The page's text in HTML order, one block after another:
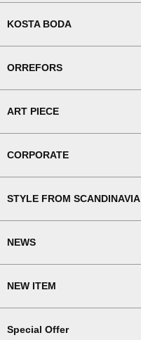
KOSTA BODA
ORREFORS
ART PIECE
CORPORATE
STYLE FROM SCANDINAVIA
NEWS
NEW ITEM
Special Offer